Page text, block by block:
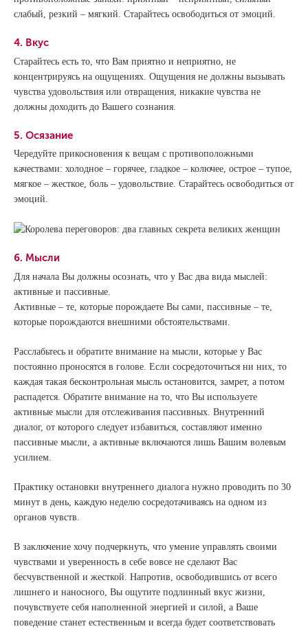
слабый, резкий – мягкий. Старайтесь освободиться от эмоций.
4. Вкус
Старайтесь есть то, что Вам приятно и неприятно, не
концентрируясь на ощущениях. Ощущения не должны вызывать
чувства удовольствия или отвращения, никакие чувства не
должны доходить до Вашего сознания.
5. Осязание
Чередуйте прикосновения к вещам с противоположными
качествами: холодное – горячее, гладкое – колючее, острое – тупое,
мягкое – жесткое, боль – удовольствие. Старайтесь освободиться от
эмоций.
6. Мысли
Для начала Вы должны осознать, что у Вас два вида мыслей:
активные и пассивные.
Активные – те, которые порождаете Вы сами, пассивные – те,
которые порождаются внешними обстоятельствами.
Расслабьтесь и обратите внимание на мысли, которые у Вас
постоянно проносятся в голове. Если сосредоточиться ни них, то
каждая такая бесконтрольная мысль остановится, замрет, а потом
распадется. Обратите внимание на то, что Вы используете
активные мысли для отслеживания пассивных. Внутренний
диалог, от которого следует избавиться, составляют именно
пассивные мысли, а активные включаются лишь Вашим волевым
усилием.
Практику остановки внутреннего диалога нужно проводить по 30
минут в день, каждую неделю сосредотачиваясь на одном из
органов чувств.
В заключение хочу подчеркнуть, что умение управлять своими
чувствами и уверенность в себе вовсе не сделают Вас
бесчувственной и жесткой. Напротив, освободившись от всего
лишнего и наносного, Вы ощутите подлинный вкус жизни,
почувствуете себя наполненной энергией и силой, а Ваше
поведение станет естественным и всегда будет соответствовать